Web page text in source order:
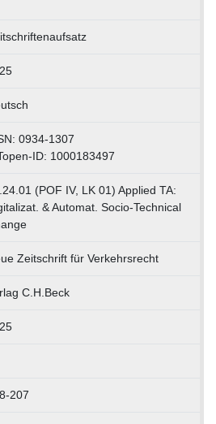
0934-1307
ID: 1000183497
(POF IV, LK 01) Applied TA:
& Automat. Socio-Technical
Zeitschrift für Verkehrsrecht
C.H.Beck
207